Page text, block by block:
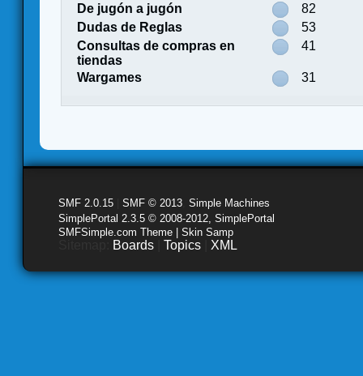
De jugón a jugón
82
Dudas de Reglas
53
Consultas de compras en
tiendas
41
Wargames 31
SMF 2.0.15 SMF © 2013 Simple Machines
SimplePortal 2.3.5 © 2008-2012, SimplePortal
SMFSimple.com Theme | Skin Samp
Boards Topics XML